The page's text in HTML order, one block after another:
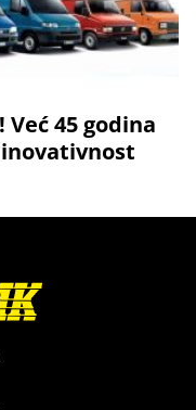
45 godina